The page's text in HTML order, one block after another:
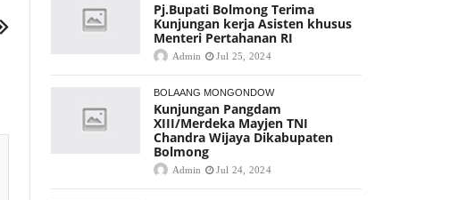
Pj.Bupati Bolmong Terima
Kunjungan kerja Asisten khusus
Menteri Pertahanan RI
Admin Jul 25, 2024
BOLAANG MONGONDOW
Kunjungan Pangdam
XIII/Merdeka Mayjen TNI
Chandra Wijaya Dikabupaten
Bolmong
Admin Jul 24, 2024